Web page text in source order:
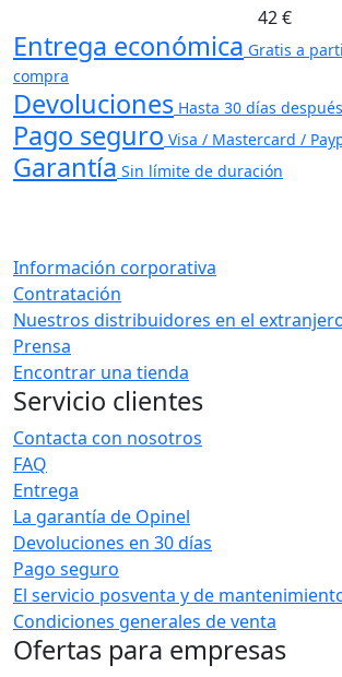
42 €
Entrega económica Gratis a
compra
Devoluciones Hasta 30 días
Pago seguro Visa / Mastercard /
Garantía Sin límite de duración
Información corporativa
Contratación
Nuestros distribuidores en el
Prensa
Encontrar una tienda
Servicio clientes
Contacta con nosotros
FAQ
Entrega
La garantía de Opinel
Devoluciones en 30 días
Pago seguro
El servicio posventa y de
Condiciones generales de venta
Ofertas para empresas